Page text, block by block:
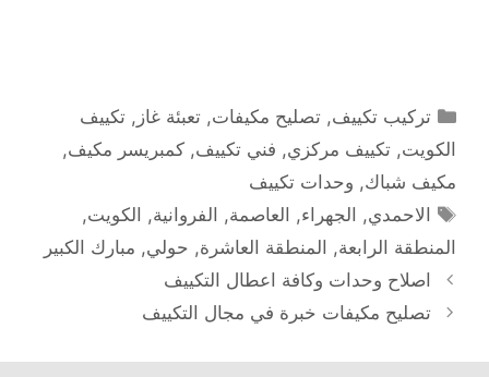
التصنيفات
تركيب تكييف,تصليح مكيفات,تعبئة غاز ,تكييف
الكويت, تكييف مركزي, فني تكييف, كمبريسر مكيف,
مكيف شباك, وحدات تكييف
الوسوم
الاحمدي, الجهراء, العاصمة, الفروانية, الكويت,
المنطقة الرابعة, المنطقة العاشرة, حولي, مبارك الكبير
اصلاح وحدات وكافة اعطال التكييف
تصليح مكيفات خبرة في مجال التكييف